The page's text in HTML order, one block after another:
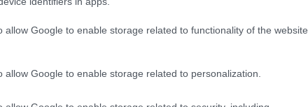
allow Google to enable storage related to functionality of the website
allow Google to enable storage related to personalization.
pensare a una partita alla volta. Ora
rimaneggiatie quindi dovremo
affrontare quella partita”.